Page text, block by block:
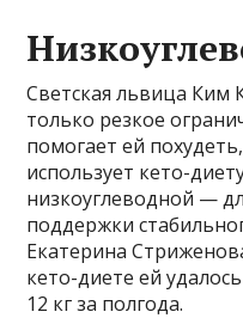
Светская львица Ким
только резкое
помогает ей
использует кето-
низкоуглеводной —
поддержки
Екатерина
кето-диете ей
12 кг за полгода.